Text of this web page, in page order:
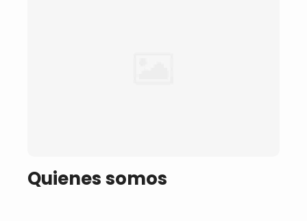
Quienes somos